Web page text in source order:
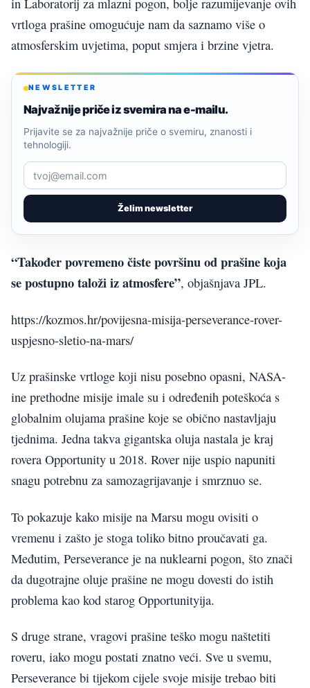
in Laboratorij za mlazni pogon, bolje razumijevanje ovih
vrtloga prašine omogućuje nam da saznamo više o
atmosferskim uvjetima, poput smjera i brzine vjetra.
NEWSLETTER
Najvažnije priče iz svemira na e-mailu.
Želim newsletter
Prijavite se za najvažnije priče o svemiru, znanosti i
tehnologiji.
“Također povremeno čiste površinu od prašine koja
se postupno taloži iz atmosfere”, objašnjava JPL.
https://kozmos.hr/povijesna-misija-perseverance-rover-
uspjesno-sletio-na-mars/
Uz prašinske vrtloge koji nisu posebno opasni, NASA-
ine prethodne misije imale su i određenih poteškoća s
globalnim olujama prašine koje se obično nastavljaju
tjednima. Jedna takva gigantska oluja nastala je kraj
rovera Opportunity u 2018. Rover nije uspio napuniti
snagu potrebnu za samozagrijavanje i smrznuo se.
To pokazuje kako misije na Marsu mogu ovisiti o
vremenu i zašto je stoga toliko bitno proučavati ga.
Međutim, Perseverance je na nuklearni pogon, što znači
da dugotrajne oluje prašine ne mogu dovesti do istih
problema kao kod starog Opportunityija.
S druge strane, vragovi prašine teško mogu naštetiti
roveru, iako mogu postati znatno veći. Sve u svemu,
Perseverance bi tijekom cijele svoje misije trebao biti